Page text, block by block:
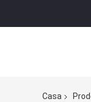
Casa